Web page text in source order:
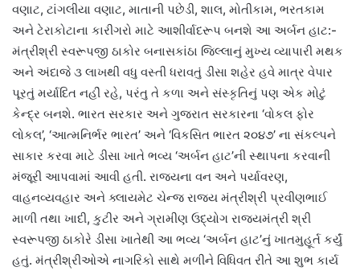
વણાટ, ટાંગલીયા વણાટ, માતાની પછેડી, શાલ, મોતીકામ, ભરતકામ
અને ટેરાકોટાના કારીગરો માટે આશીર્વાદરૂપ બનશે આ અર્બન હાટ:-
મંત્રીશ્રી સ્વરૂપજી ઠાકોર બનાસકાંઠા જિલ્લાનું મુખ્ય વ્યાપારી મથક
અને અંદાજે ૩ લાખથી વધુ વસ્તી ધરાવતું ડીસા શહેર હવે માત્ર વેપાર
પૂરતું મર્યાદિત નહીં રહે, પરંતુ તે કળા અને સંસ્કૃતિનું પણ એક મોટું
કેન્દ્ર બનશે. ભારત સરકાર અને ગુજરાત સરકારના ‘વોકલ ફોર
લોકલ’, ‘આત્મનિર્ભર ભારત’ અને ‘વિકસિત ભારત ૨૦૪૭’ ના સંકલ્પને
સાકાર કરવા માટે ડીસા ખાતે ભવ્ય ‘અર્બન હાટ’ની સ્થાપના કરવાની
મંજૂરી આપવામાં આવી હતી. રાજ્યના વન અને પર્યાવરણ,
વાહનવ્યવહાર અને ક્લાયમેટ ચેન્જ રાજ્ય મંત્રીશ્રી પ્રવીણભાઈ
માળી તથા ખાદી, કુટીર અને ગ્રામીણ ઉદ્યોગ રાજ્યમંત્રી શ્રી
સ્વરૂપજી ઠાકોરે ડીસા ખાતેથી આ ભવ્ય ‘અર્બન હાટ’નું ખાતમુહૂર્ત કર્યું
હતું. મંત્રીશ્રીઓએ નાગરિકો સાથે મળીને વિધિવત રીતે આ શુભ કાર્ય